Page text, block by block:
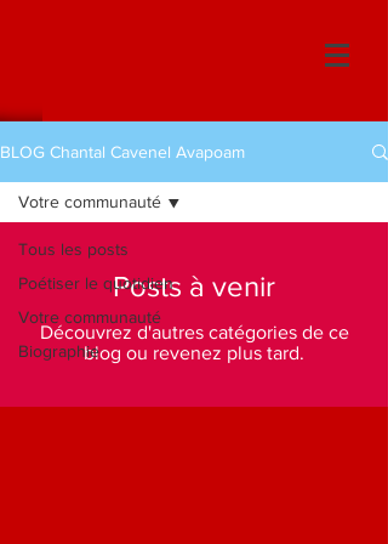
BLOG Chantal Cavenel Avapoam
Tous les posts
Poétiser le quotidien
Votre communauté
Biographie
Votre communauté
Posts à venir
Découvrez d'autres catégories de ce
blog ou revenez plus tard.